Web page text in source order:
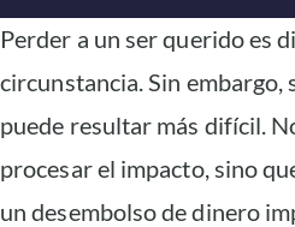
Perder a un ser querido es
circunstancia. Sin embargo,
puede resultar más difícil.
procesar el impacto, sino
un desembolso de dinero